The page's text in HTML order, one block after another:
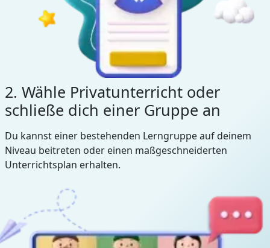
2. Wähle Privatunterricht oder
schließe dich einer Gruppe an
Du kannst einer bestehenden Lerngruppe auf deinem
Niveau beitreten oder einen maßgeschneiderten
Unterrichtsplan erhalten.